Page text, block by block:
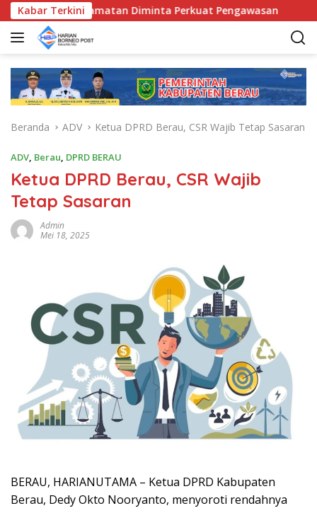
a
Kabar Terkini
Kecamatan Diminta Perkuat Pengawasan
Beranda ADV Ketua DPRD Berau, CSR Wajib Tetap Sasaran
ADV, Berau, DPRD BERAU
Ketua DPRD Berau, CSR Wajib
Tetap Sasaran
Admin
Mei 18, 2025
BERAU, HARIANUTAMA – Ketua DPRD Kabupaten
Berau, Dedy Okto Nooryanto, menyoroti rendahnya